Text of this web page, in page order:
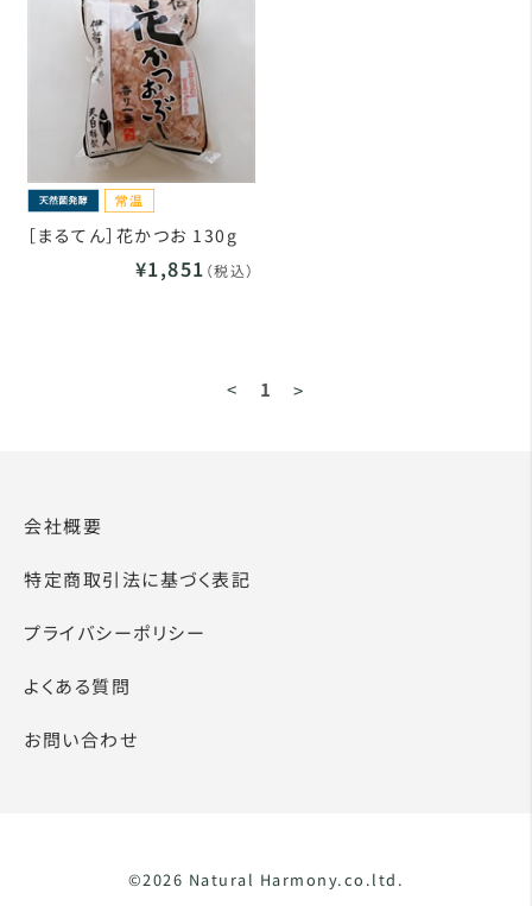
［まるてん］花かつお 130g
¥1,851 （税込）
< 1 >
会社概要
特定商取引法に基づく表記
プライバシーポリシー
よくある質問
お問い合わせ
©2026 Natural Harmony.co.ltd.